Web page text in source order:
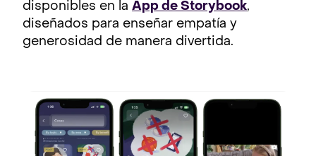
disponibles en la App de Storybook,
diseñados para enseñar empatía y
generosidad de manera divertida.